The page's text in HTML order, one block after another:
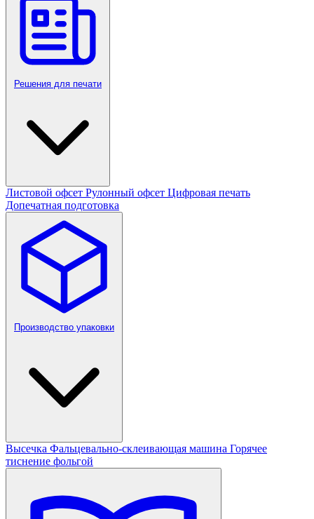
Решения для печати
Листовой офсет Рулонный офсет Цифровая печать
Допечатная подготовка
Производство упаковки
Высечка Фальцевально-склеивающая машина Горячее
тиснение фольгой